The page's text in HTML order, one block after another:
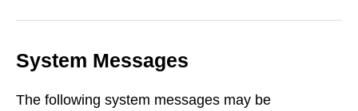
System Messages
The following system messages may be